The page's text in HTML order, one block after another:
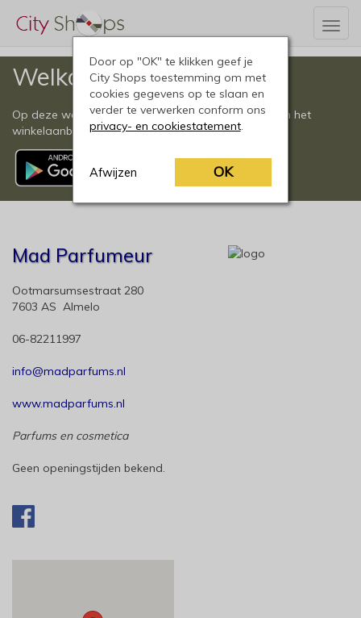
Welkom
Op deze website vindt u een compleet overzicht van het
winkelaanbod in Almelo en omgeving.
Mad Parfumeur
Ootmarsumsestraat 280
7603 AS Almelo
06-82211997
info@madparfums.nl
www.madparfums.nl
Parfums en cosmetica
Geen openingstijden bekend.
Door op "OK" te klikken geef je
City Shops toestemming om met
cookies gegevens op te slaan en
verder te verwerken conform ons
privacy- en cookiestatement.
Afwijzen OK